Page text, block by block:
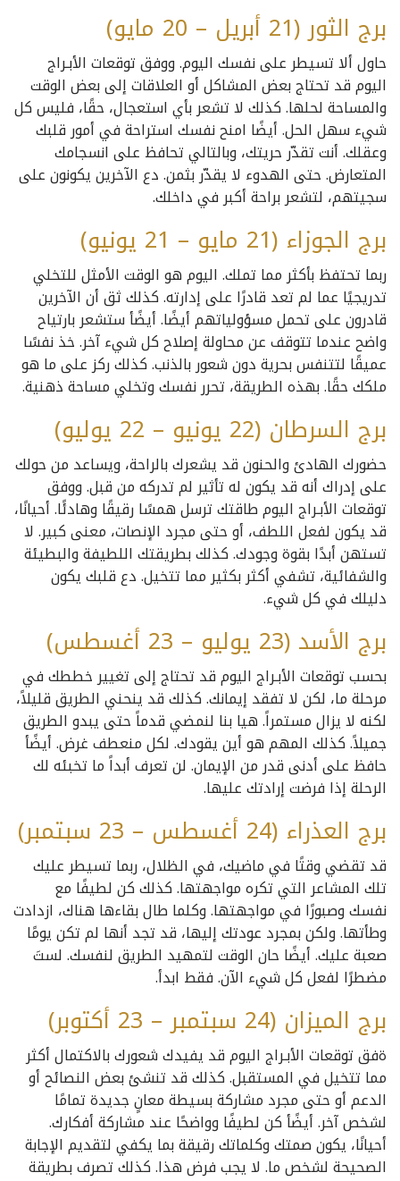
برج الثور (21 أبريل – 20 مايو)
حاول ألا تسيطر على نفسك اليوم. ووفق توقعات الأبـراج
اليوم قد تحتاج بعض المشاكل أو العلاقات إلى بعض الوقت
والمساحة لحلها. كذلك لا تشعر بأي استعجال، حقًا، فليس كل
شيء سهل الحل. أيضًا امنح نفسك استراحة في أمور قلبك
وعقلك. أنت تقدّر حريتك، وبالتالي تحافظ على انسجامك
المتعارض. حتى الهدوء لا يقدّر بثمن. دع الآخرين يكونون على
سجيتهم، لتشعر براحة أكبر في داخلك.
برج الجوزاء (21 مايو – 21 يونيو)
ربما تحتفظ بأكثر مما تملك. اليوم هو الوقت الأمثل للتخلي
تدريجيًا عما لم تعد قادرًا على إدارته. كذلك ثق أن الآخرين
قادرون على تحمل مسؤولياتهم أيضًا. أيضًأ ستشعر بارتياح
واضح عندما تتوقف عن محاولة إصلاح كل شيء آخر. خذ نفسًا
عميقًا لتتنفس بحرية دون شعور بالذنب. كذلك ركز على ما هو
ملكك حقًا. بهذه الطريقة، تحرر نفسك وتخلي مساحة ذهنية.
برج السرطان (22 يونيو – 22 يوليو)
حضورك الهادئ والحنون قد يشعرك بالراحة، ويساعد من حولك
على إدراك أنه قد يكون له تأثير لم تدركه من قبل. ووفق
توقعات الأبـراج اليوم طاقتك ترسل همسًا رقيقًا وهادئًا. أحيانًا،
قد يكون لفعل اللطف، أو حتى مجرد الإنصات، معنى كبير. لا
تستهن أبدًا بقوة وجودك. كذلك بطريقتك اللطيفة والبطيئة
والشفائية، تشفي أكثر بكثير مما تتخيل. دع قلبك يكون
دليلك في كل شيء.
برج الأسد (23 يوليو – 23 أغسطس)
بحسب توقعات الأبـراج اليوم قد تحتاج إلى تغيير خططك في
مرحلة ما، لكن لا تفقد إيمانك. كذلك قد ينحني الطريق قليلاً،
لكنه لا يزال مستمراً. هيا بنا لنمضي قدماً حتى يبدو الطريق
جميلاً. كذلك المهم هو أين يقودك. لكل منعطف غرض. أيضًأ
حافظ على أدنى قدر من الإيمان. لن تعرف أبداً ما تخبئه لك
الرحلة إذا فرضت إرادتك عليها.
برج العذراء (24 أغسطس – 23 سبتمبر)
قد تقضي وقتًا في ماضيك، في الظلال، ربما تسيطر عليك
تلك المشاعر التي تكره مواجهتها. كذلك كن لطيفًا مع
نفسك وصبورًا في مواجهتها. وكلما طال بقاءها هناك، ازدادت
وطأتها. ولكن بمجرد عودتك إليها، قد تجد أنها لم تكن يومًا
صعبة عليك. أيضًا حان الوقت لتمهيد الطريق لنفسك. لستَ
مضطرًا لفعل كل شيء الآن. فقط ابدأ.
برج الميزان (24 سبتمبر – 23 أكتوبر)
ةفق توقعات الأبـراج اليوم قد يفيدك شعورك بالاكتمال أكثر
مما تتخيل في المستقبل. كذلك قد تنشئ بعض النصائح أو
الدعم أو حتى مجرد مشاركة بسيطة معانٍ جديدة تمامًا
لشخص آخر. أيضًأ كن لطيفًا وواضحًا عند مشاركة أفكارك.
أحيانًا، يكون صمتك وكلماتك رقيقة بما يكفي لتقديم الإجابة
الصحيحة لشخص ما. لا يجب فرض هذا. كذلك تصرف بطريقة